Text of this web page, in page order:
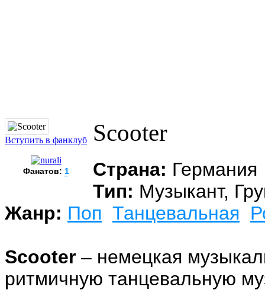
Вступить в фанклуб
Фанатов: 1
Scooter
Страна: Германия
Тип: Музыкант,
Жанр: Поп Танцевальная
Scooter – немецкая
ритмичную танцевальную